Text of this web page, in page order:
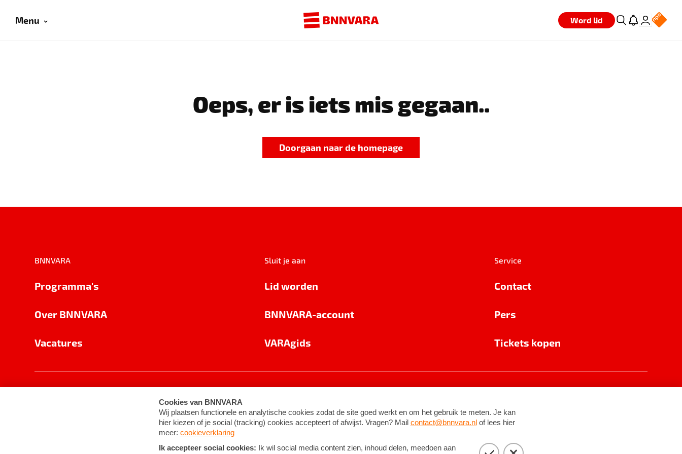
Menu Word lid
Oeps, er is iets mis gegaan..
Doorgaan naar de homepage
BNNVARA
Programma's
Over BNNVARA
Vacatures
Sluit je aan
Lid worden
BNNVARA-account
VARAgids
Service
Contact
Pers
Tickets kopen
Cookie-instellingen Algemene voorwaarden ©2026BNNVARA